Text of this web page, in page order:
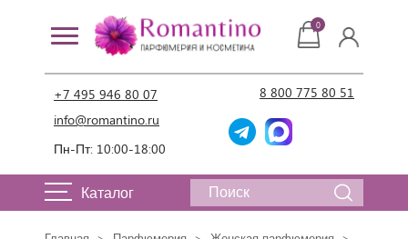
+7 495 946 80 07
info@romantino.ru
Пн-Пт: 10:00-18:00
8 800 775 80 51
0
Каталог